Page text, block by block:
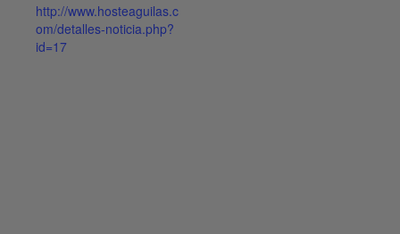
http://www.hosteaguilas.c
om/detalles-noticia.php?
id=17